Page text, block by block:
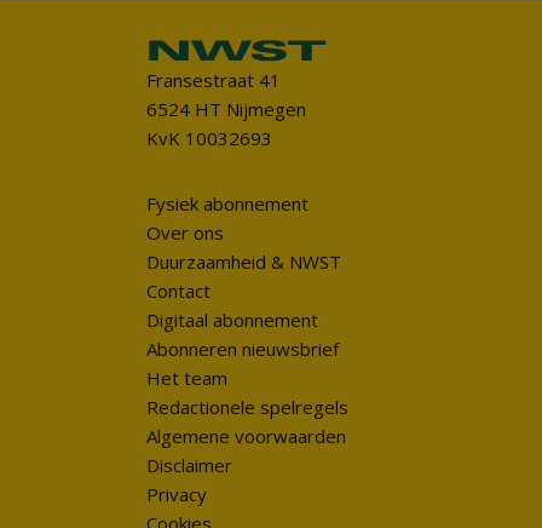
Fransestraat 41
6524 HT Nijmegen
KvK 10032693
Fysiek abonnement
Over ons
Duurzaamheid & NWST
Contact
Digitaal abonnement
Abonneren nieuwsbrief
Het team
Redactionele spelregels
Algemene voorwaarden
Disclaimer
Privacy